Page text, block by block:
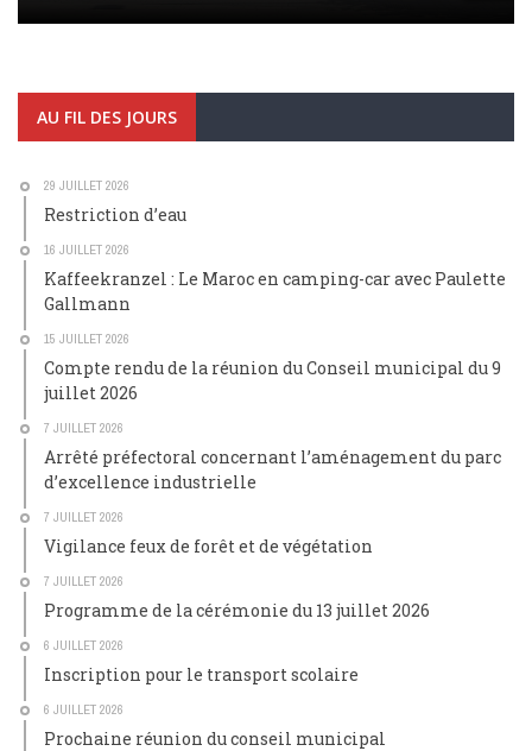
AU FIL DES JOURS
29 JUILLET 2026
Restriction d’eau
16 JUILLET 2026
Kaffeekranzel : Le Maroc en camping-car avec Paulette
Gallmann
15 JUILLET 2026
Compte rendu de la réunion du Conseil municipal du 9
juillet 2026
7 JUILLET 2026
Arrêté préfectoral concernant l’aménagement du parc
d’excellence industrielle
7 JUILLET 2026
Vigilance feux de forêt et de végétation
7 JUILLET 2026
Programme de la cérémonie du 13 juillet 2026
6 JUILLET 2026
Inscription pour le transport scolaire
6 JUILLET 2026
Prochaine réunion du conseil municipal